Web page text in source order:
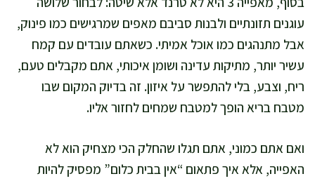
עוגנים תזונתיים ולבנות סביבם מאפים שמרגישים כמו פינוק,
אבל מתנהגים כמו אוכל אמיתי. כשאתם עובדים עם קמח
עשיר יותר, מתיקות עדינה ושומן איכותי, אתם מקבלים טעם,
ריח, וצבע, בלי להתפשר על איזון. זה בדיוק המקום שבו
מטבח בריא הופך למטבח שמחים לחזור אליו.
ואם אתם כמוני, אתם תגלו שהחלק הכי מצחיק הוא לא
האפייה, אלא איך פתאום “אין בבית כלום” מפסיק להיות